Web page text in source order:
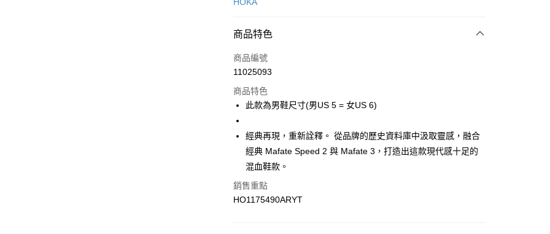
悠遊付
運送方式
7-11取貨(快速到店)
每筆NT$100，滿NT$1,500(含以上)免運費
宅配-本島
每筆NT$100，滿NT$1,500(含以上)免運費
商品特色
商品編號
11025093
商品特色
此款為男鞋尺寸(男US 5 = 女US 6)
經典再現，重新詮釋。 從品牌的歷史資料庫中汲取靈感，融合
經典 Mafate Speed 2 與 Mafate 3，打造出這款現代感十足的
混血鞋款。
銷售重點
HO1175490ARYT